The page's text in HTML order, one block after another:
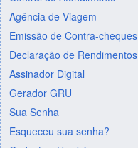
Agência de Viagem
Emissão de Contra-cheques
Declaração de Rendimentos
Assinador Digital
Gerador GRU
Sua Senha
Esqueceu sua senha?